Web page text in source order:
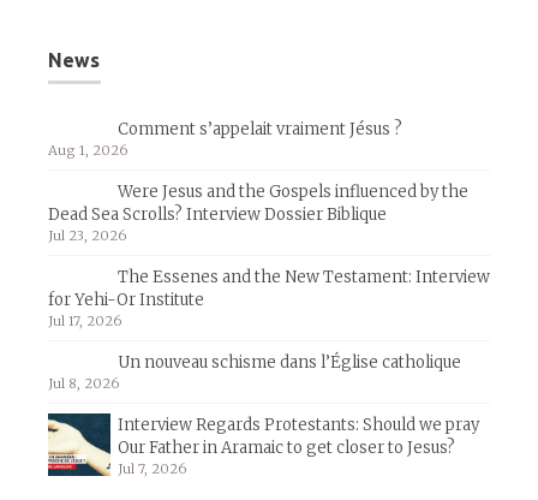
News
Comment s’appelait vraiment Jésus ?
Aug 1, 2026
Were Jesus and the Gospels influenced by the
Dead Sea Scrolls? Interview Dossier Biblique
Jul 23, 2026
The Essenes and the New Testament: Interview
for Yehi-Or Institute
Jul 17, 2026
Un nouveau schisme dans l’Église catholique
Jul 8, 2026
Interview Regards Protestants: Should we pray
Our Father in Aramaic to get closer to Jesus?
Jul 7, 2026